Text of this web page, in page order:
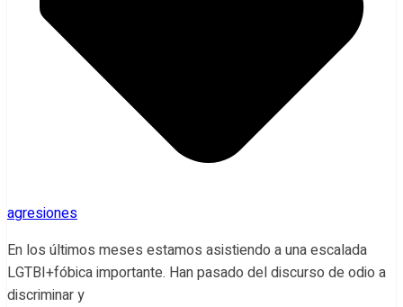
agresiones
En los últimos meses estamos asistiendo a una escalada
LGTBI+fóbica importante. Han pasado del discurso de odio a
discriminar y